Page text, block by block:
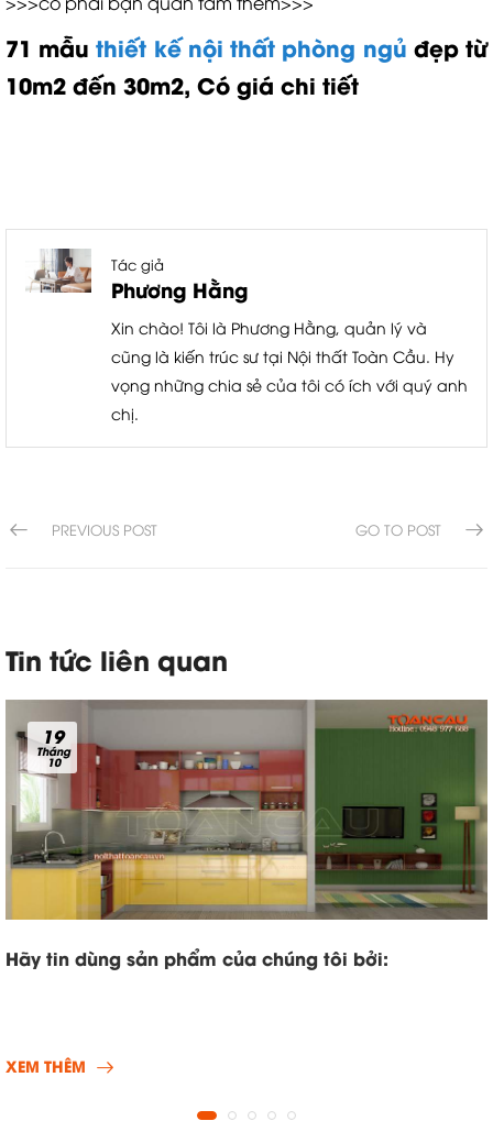
71 mẫuthiết kế nội thất phòng ngủ đẹp từ
10m2 đến 30m2, Có giá chi tiết
Tác giả
Phương Hằng
Xin chào! Tôi là Phương Hằng, quản lý và
cũng là kiến trúc sư tại Nội thất Toàn Cầu. Hy
vọng những chia sẻ của tôi có ích với quý anh
chị.
PREVIOUS POST GO TO POST
Tin tức liên quan
19
Tháng
10
Hãy tin dùng sản phẩm của chúng tôi bởi:
XEM THÊM